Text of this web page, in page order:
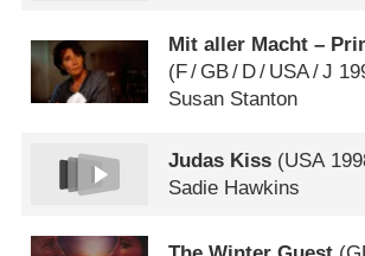
Mit aller Macht –
(F/ GB/ D/ USA/J
Susan Stanton
Judas Kiss (USA
Sadie Hawkins